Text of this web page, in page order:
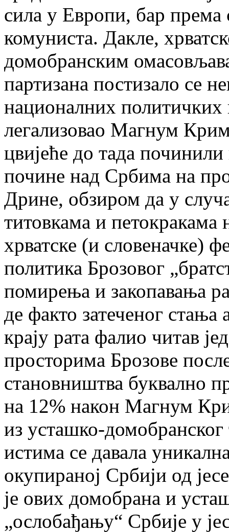
сила у Европи, бар
комуниста. Дакле,
домобранским
партизана постизало се
националних политичких
легализовао Магнум
цвијеће до тада починили
почине над Србима на
Дрине, обзиром да у
титовкама и петокракама
хрватске (и словеначке)
политика Брозовог
помирења и закопавања
де факто затеченог стања
крају рата фалио читав
просторима Брозове
становништва буквално
на 12% након Магнум
из усташко-домобранског
истима се давала
окупираној Србији од
је ових домобрана и
„ослобађању“ Србије у